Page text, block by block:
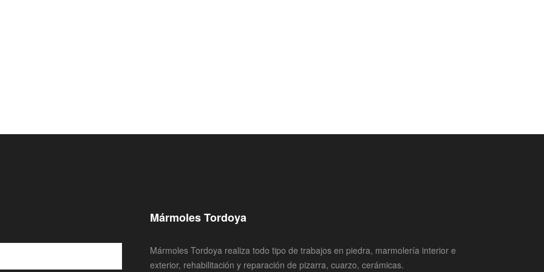
Mármoles Tordoya
Mármoles Tordoya realiza todo tipo de trabajos en piedra, marmolería interior e
exterior, rehabilitación y reparación de pizarra, cuarzo, cerámicas.